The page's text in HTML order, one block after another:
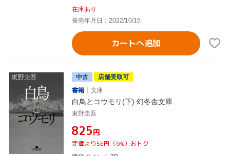
在庫あり
発売年月日：2022/10/15
カートへ追加
中古
店舗受取可
書籍
文庫
白鳥とコウモリ(下) 幻冬舎文庫
東野圭吾
¥825円
定価より55円（6%）おトク